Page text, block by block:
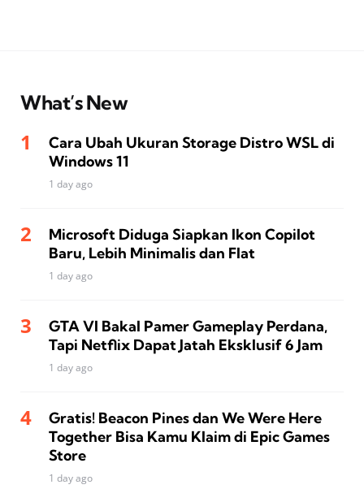
What’s New
Cara Ubah Ukuran Storage Distro WSL di
Windows 11
1 day ago
Microsoft Diduga Siapkan Ikon Copilot
Baru, Lebih Minimalis dan Flat
1 day ago
GTA VI Bakal Pamer Gameplay Perdana,
Tapi Netflix Dapat Jatah Eksklusif 6 Jam
1 day ago
Gratis! Beacon Pines dan We Were Here
Together Bisa Kamu Klaim di Epic Games
Store
1 day ago